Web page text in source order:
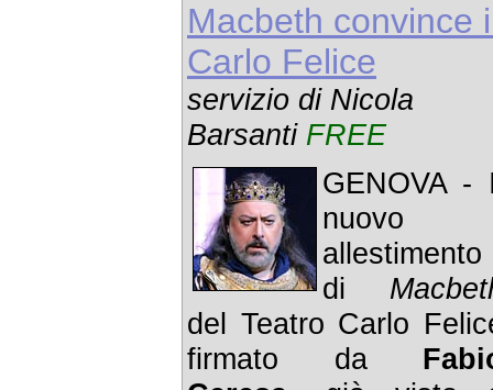
Macbeth convince
Carlo Felice
servizio di Nicola
Barsanti FREE
GENOVA -
nuovo
allestimento
di
del Teatro Carlo
firmato da